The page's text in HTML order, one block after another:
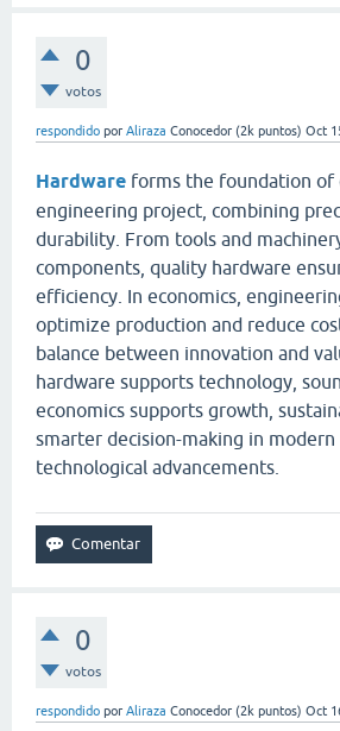
0
votos
respondido por Aliraza Conocedor (2k puntos) Oct
Hardware forms the foundation of
engineering project, combining
durability. From tools and
components, quality hardware
efficiency. In economics,
optimize production and reduce
balance between innovation and
hardware supports technology,
economics supports growth,
smarter decision-making in
technological advancements.
0
votos
respondido por Aliraza Conocedor (2k puntos) Oct